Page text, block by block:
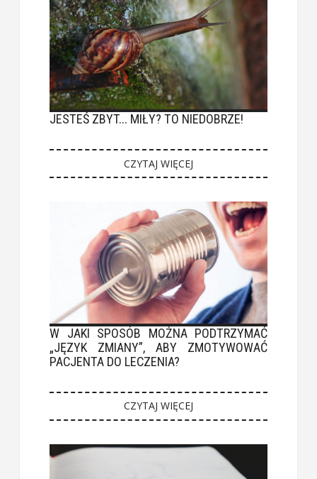
JESTEŚ ZBYT... MIŁY? TO NIEDOBRZE!
CZYTAJ WIĘCEJ
W JAKI SPOSÓB MOŻNA PODTRZYMAĆ
„JĘZYK ZMIANY”, ABY ZMOTYWOWAĆ
PACJENTA DO LECZENIA?
CZYTAJ WIĘCEJ